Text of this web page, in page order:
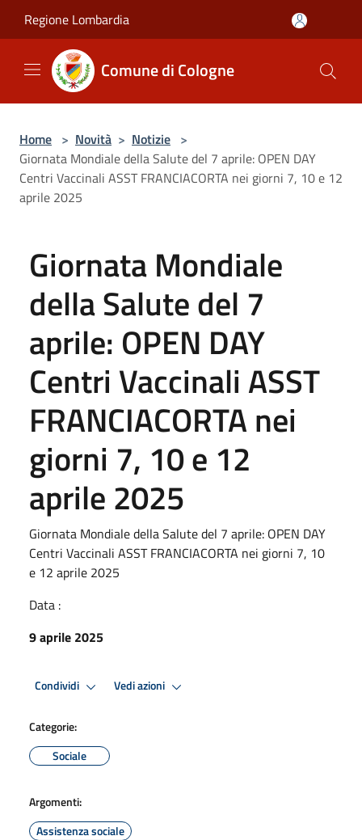
Regione Lombardia
Comune di Cologne
Home > Novità > Notizie >
Giornata Mondiale della Salute del 7 aprile: OPEN DAY
Centri Vaccinali ASST FRANCIACORTA nei giorni 7, 10 e 12
aprile 2025
Giornata Mondiale
della Salute del 7
aprile: OPEN DAY
Centri Vaccinali ASST
FRANCIACORTA nei
giorni 7, 10 e 12
aprile 2025
Giornata Mondiale della Salute del 7 aprile: OPEN DAY
Centri Vaccinali ASST FRANCIACORTA nei giorni 7, 10
e 12 aprile 2025
Data :
9 aprile 2025
Condividi Vedi azioni
Categorie:
Sociale
Argomenti:
Assistenza sociale